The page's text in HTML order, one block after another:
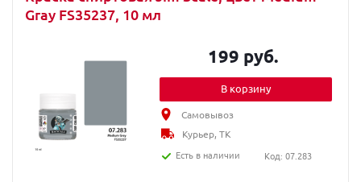
Gray FS35237, 10 мл
199 руб.
В корзину
Самовывоз
Курьер, ТК
Есть в наличии
Код: 07.283